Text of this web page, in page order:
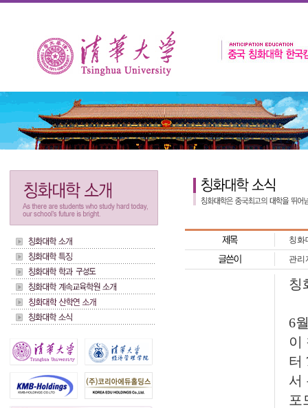
칭화
관리
칭
6
이
터
서
포